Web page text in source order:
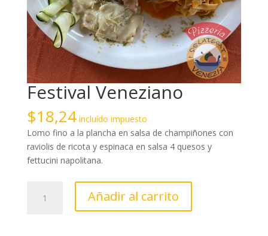
Festival Veneziano
$18,24 incluído impuesto
Lomo fino a la plancha en salsa de champiñones con
raviolis de ricota y espinaca en salsa 4 quesos y
fettucini napolitana.
Veneziano
Añadir al carrito